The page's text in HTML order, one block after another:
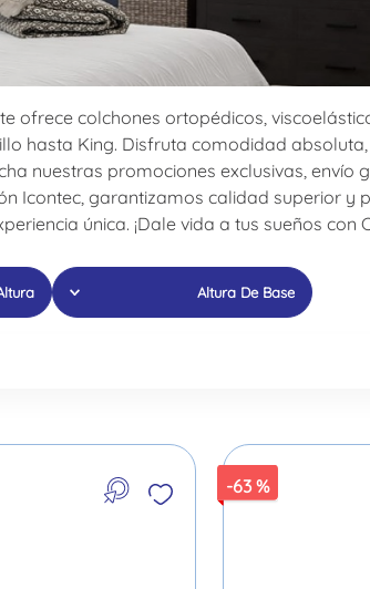
te ofrece colchones ortopédicos,
hasta King. Disfruta comodidad
nuestras promociones exclusivas, envío
Icontec, garantizamos calidad superior y
única. ¡Dale vida a tus sueños con
Altura De Base
-63 %